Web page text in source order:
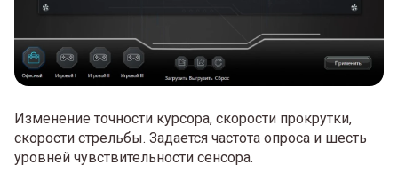
Изменение точности курсора, скорости прокрутки,
скорости стрельбы. Задается частота опроса и шесть
уровней чувствительности сенсора.